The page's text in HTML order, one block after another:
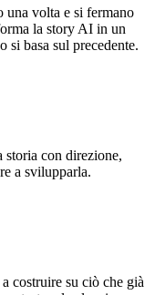
volta e si fermano
la story AI in un
si basa sul precedente.
storia con direzione,
a svilupparla.
costruire su ciò che già